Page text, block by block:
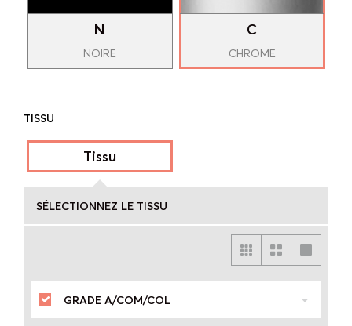
N
NOIRE
C
CHROME
TISSU
Tissu
SÉLECTIONNEZ LE TISSU
GRADE A/COM/COL